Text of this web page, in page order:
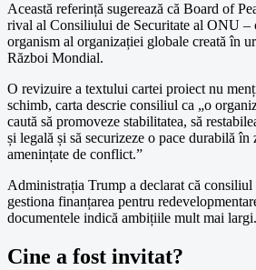
Această referință sugerează că Board of
rival al Consiliului de Securitate al ONU –
organism al organizației globale creată în
Război Mondial.
O revizuire a textului cartei proiect nu
schimb, carta descrie consiliul ca „o
caută să promoveze stabilitatea, să
și legală și să securizeze o pace durabilă în
amenințate de conflict.”
Administrația Trump a declarat că
gestiona finanțarea pentru
documentele indică ambițiile mult mai largi.
Cine a fost invitat?